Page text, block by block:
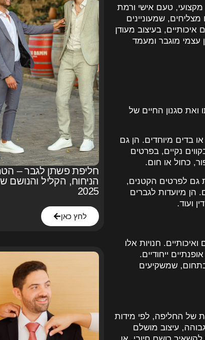
חליפת פשתן לגבר –
הניחוח, הקליל והנושם
2025
לחץ כאן
מקצועי, טעם אישי ורמת
שמעוניינים
בעיצוב מעודן
עצמי מוגבר ומעמד
ואת סגנון החיים של
בדים מיוחדים. הן גם
נקיים, בפרטים
כחול או חום.
גם לפרטים הקטנים,
הן מיועדות לגברים
ועוד.
חנויות אלו
ייחודיים.
בתחום, שמשקיעים
של החליפה, לפי מידות
עיצוב מושלם